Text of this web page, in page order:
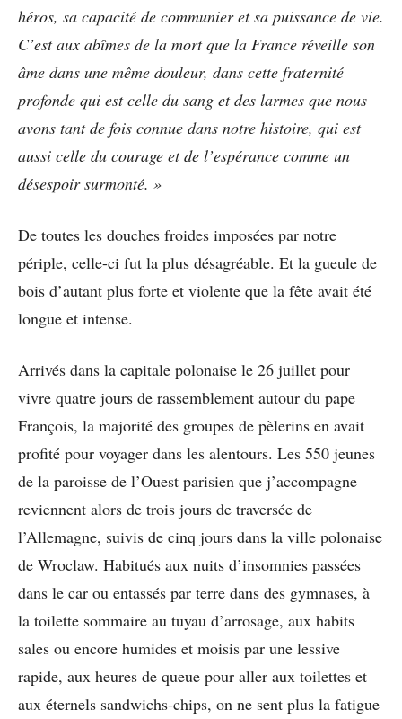
héros, sa capacité de communier et sa puissance de vie.
C’est aux abîmes de la mort que la France réveille son
âme dans une même douleur, dans cette fraternité
profonde qui est celle du sang et des larmes que nous
avons tant de fois connue dans notre histoire, qui est
aussi celle du courage et de l’espérance comme un
désespoir surmonté. »
De toutes les douches froides imposées par notre
périple, celle-ci fut la plus désagréable. Et la gueule de
bois d’autant plus forte et violente que la fête avait été
longue et intense.
Arrivés dans la capitale polonaise le 26 juillet pour
vivre quatre jours de rassemblement autour du pape
François, la majorité des groupes de pèlerins en avait
profité pour voyager dans les alentours. Les 550 jeunes
de la paroisse de l’Ouest parisien que j’accompagne
reviennent alors de trois jours de traversée de
l’Allemagne, suivis de cinq jours dans la ville polonaise
de Wroclaw. Habitués aux nuits d’insomnies passées
dans le car ou entassés par terre dans des gymnases, à
la toilette sommaire au tuyau d’arrosage, aux habits
sales ou encore humides et moisis par une lessive
rapide, aux heures de queue pour aller aux toilettes et
aux éternels sandwichs-chips, on ne sent plus la fatigue